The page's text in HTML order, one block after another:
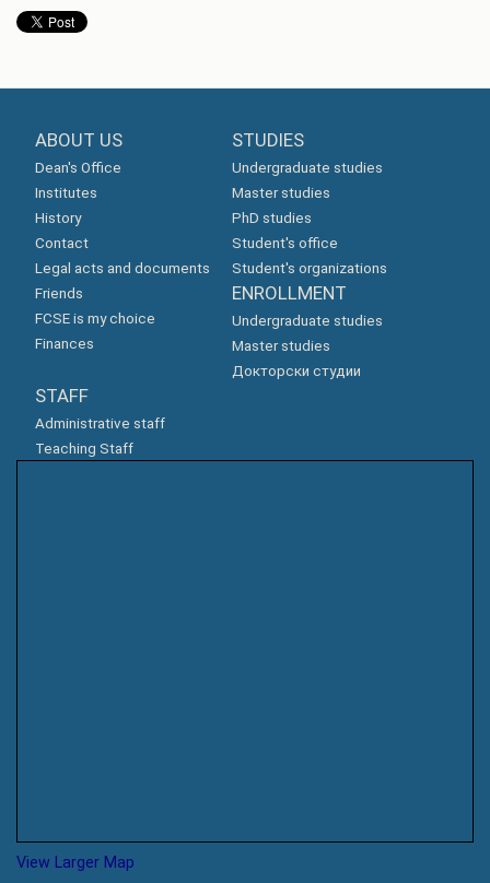
ABOUT US
Dean's Office
Institutes
History
Contact
Legal acts and documents
Friends
FCSE is my choice
Finances
STUDIES
Undergraduate studies
Master studies
PhD studies
Student's office
Student's organizations
ENROLLMENT
Undergraduate studies
Master studies
Докторски студии
STAFF
Administrative staff
Teaching Staff
View Larger Map